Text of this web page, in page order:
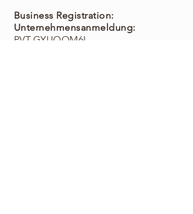
Business Registration:
Unternehmensanmeldung:
PVT-GYUQQM6L